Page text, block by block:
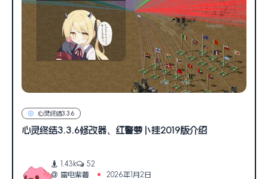
心灵终结3.3.6
心灵终结3.3.6修改器、红警萝卜挂2019版介绍
1.43k
52
雷电紫薯
2026年1月2日